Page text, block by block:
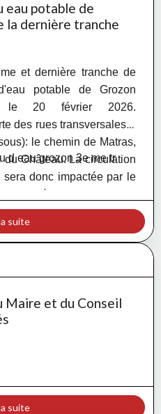
eau potable de
la dernière tranche
et dernière tranche de
potable de Grozon
le 20 février 2026.
des rues transversales à
le chemin de Matras,
Château. La circulation
donc impactée par le
et l'indulgence
des travaux est de
suite
Maire et du Conseil
suite